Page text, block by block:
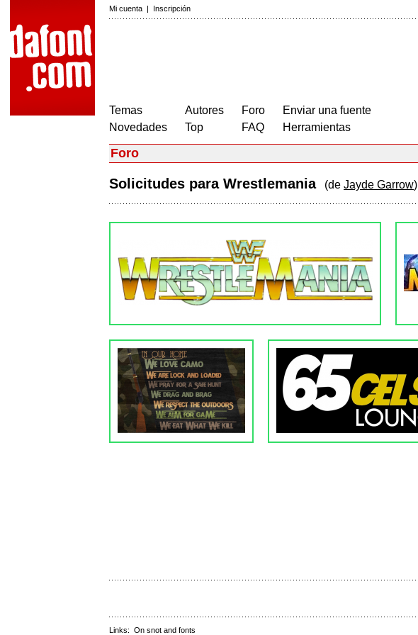
Mi cuenta | Inscripción
Temas
Novedades
Autores
Top
Foro
FAQ
Enviar una fuente
Herramientas
Foro
Solicitudes para Wrestlemania (de Jayde Garrow)
Links: On snot and fonts